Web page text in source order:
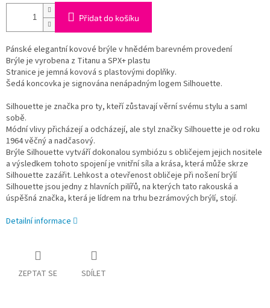
Přidat do košíku
Pánské elegantní kovové brýle v hnědém barevném provedení
Brýle je vyrobena z Titanu a SPX+ plastu
Stranice je jemná kovová s plastovými doplňky.
Šedá koncovka je signována nenápadným logem Silhouette.
Silhouette je značka pro ty, kteří zůstavají věrní svému stylu a samI
sobě.
Módní vlivy přicházejí a odcházejí, ale styl značky Silhouette je od roku
1964 věčný a nadčasový.
Brýle Silhouette vytváří dokonalou symbiózu s obličejem jejich nositele
a výsledkem tohoto spojení je vnitřní síla a krása, která může skrze
Silhouette zazářit. Lehkost a otevřenost obličeje při nošení brýlí
Silhouette jsou jedny z hlavních pilířů, na kterých tato rakouská a
úspěšná značka, která je lídrem na trhu bezrámových brýlí, stojí.
Detailní informace
ZEPTAT SE SDÍLET